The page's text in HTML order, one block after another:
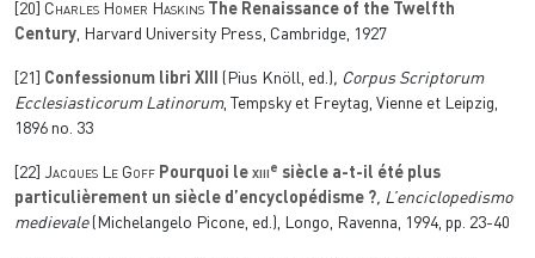
[20] Charles Homer Haskins The Renaissance of the Twelfth
Century, Harvard University Press, Cambridge, 1927
[21] Confessionum libri XIII (Pius Knöll, ed.), Corpus Scriptorum
Ecclesiasticorum Latinorum, Tempsky et Freytag, Vienne et Leipzig,
1896 no. 33
[22] Jacques Le Goff Pourquoi le xiii e siècle a-t-il été plus
particulièrement un siècle d’encyclopédisme ?, L’enciclopedismo
medievale(Michelangelo Picone, ed.), Longo, Ravenna, 1994, pp. 23-40